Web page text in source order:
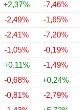
+2,37% -7,46%
-2,49% -1,65%
-2,41% -7,20%
-1,05% -0,19%
+0,11% -1,49%
-0,68% +0,24%
-0,81% -2,79%